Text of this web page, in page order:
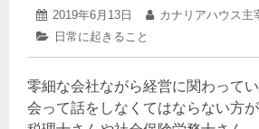
投
稿
2019年6月13日
2019
6
月
日
投
カナリアハウス主
カ
リ
ー:
日常に起きること
零細な会社ながら経営に関わって
会って話をしなくてはならない方が